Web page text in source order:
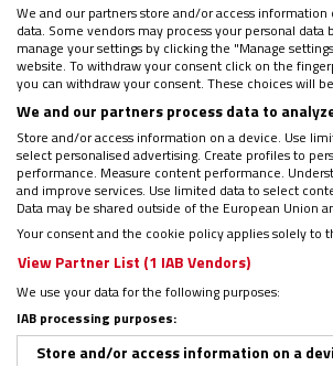
We and our partners store and/or access
data. Some vendors may process your personal
manage your settings by clicking the "Manage
website. To withdraw your consent click on the
you can withdraw your consent. These choices will
We and our partners process data to
Store and/or access information on a device. Use
select personalised advertising. Create profiles to
performance. Measure content performance.
and improve services. Use limited data to select
Data may be shared outside of the European Union
Your consent and the cookie policy applies solely to
View Partner List (1 IAB Vendors)
We use your data for the following purposes:
IAB processing purposes:
Store and/or access information on a